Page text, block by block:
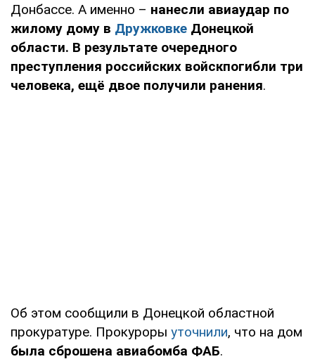
Донбассе. А именно – нанесли авиаудар по
жилому дому в Дружковке Донецкой
области. В результате очередного
преступления российских войскпогибли три
человека, ещё двое получили ранения.
Об этом сообщили в Донецкой областной
прокуратуре. Прокуроры уточнили, что на дом
была сброшена авиабомба ФАБ.